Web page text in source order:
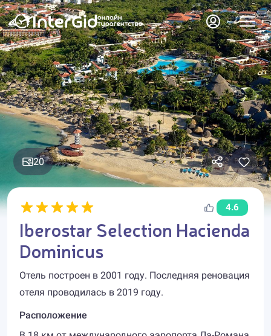
20
4.6
Iberostar Selection Hacienda
Dominicus
Отель построен в 2001 году. Последняя реновация
отеля проводилась в 2019 году.
Расположение